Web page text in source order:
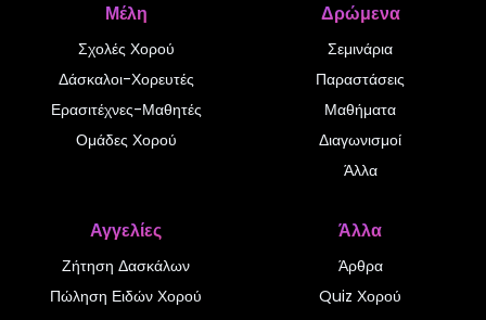
Μέλη
Σχολές Χορού
Δάσκαλοι-Χορευτές
Ερασιτέχνες-Μαθητές
Ομάδες Χορού
Δρώμενα
Σεμινάρια
Παραστάσεις
Μαθήματα
Διαγωνισμοί
Άλλα
Αγγελίες
Ζήτηση Δασκάλων
Πώληση Ειδών Χορού
Άλλα
Άρθρα
Quiz Χορού